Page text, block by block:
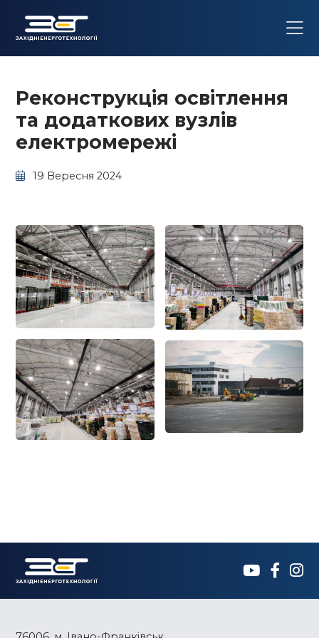
Реконструкція освітлення
та додаткових вузлів
електромережі
19 Вересня 2024